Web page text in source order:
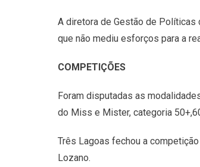
A diretora de Gestão de Políticas
que não mediu esforços para a
COMPETIÇÕES
Foram disputadas as
do Miss e Mister, categoria
Três Lagoas fechou a
Lozano.